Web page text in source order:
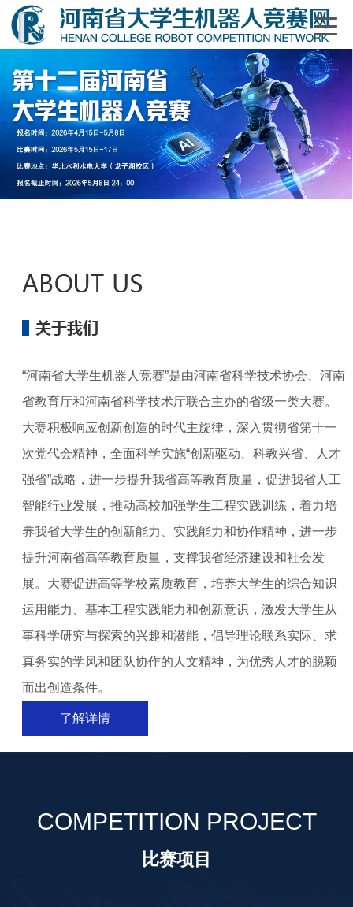
“河南省大学生机器人竞赛”是由河南省科学技术协会、河南
省教育厅和河南省科学技术厅联合主办的省级一类大赛。
大赛积极响应创新创造的时代主旋律，深入贯彻省第十一
次党代会精神，全面科学实施“创新驱动、科教兴省、人才
强省”战略，进一步提升我省高等教育质量，促进我省人工
智能行业发展，推动高校加强学生工程实践训练，着力培
养我省大学生的创新能力、实践能力和协作精神，进一步
提升河南省高等教育质量，支撑我省经济建设和社会发
展。大赛促进高等学校素质教育，培养大学生的综合知识
运用能力、基本工程实践能力和创新意识，激发大学生从
事科学研究与探索的兴趣和潜能，倡导理论联系实际、求
真务实的学风和团队协作的人文精神，为优秀人才的脱颖
而出创造条件。
了解详情
COMPETITION PROJECT
比赛项目